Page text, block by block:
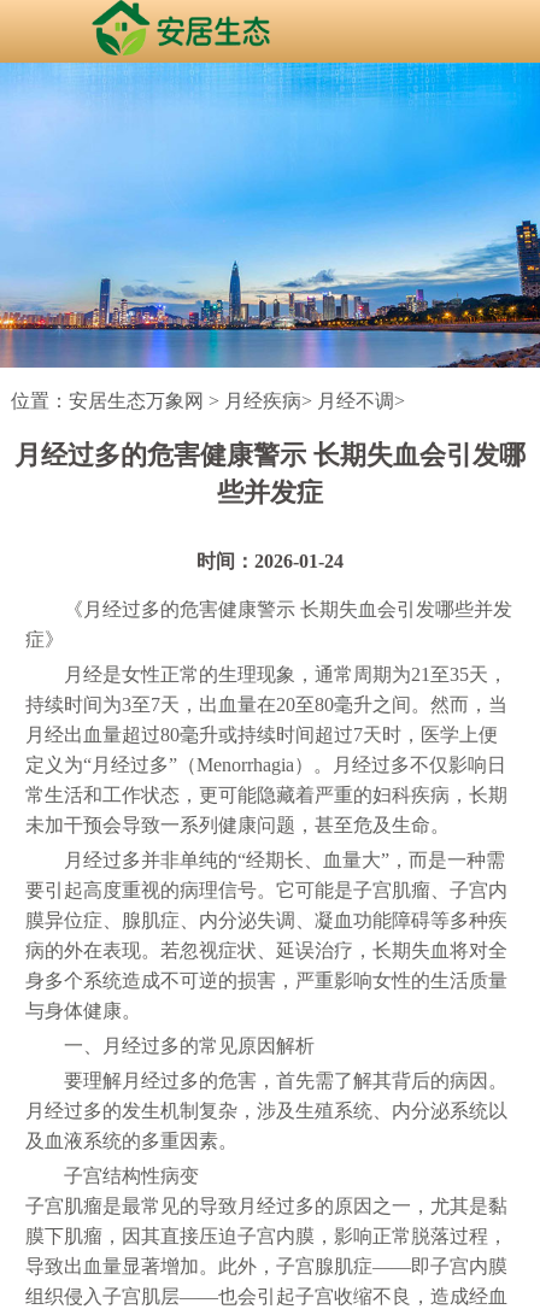
位置： 安居生态万象网 > 月经疾病> 月经不调>
月经过多的危害健康警示 长期失血会引发哪
些并发症
时间：2026-01-24
《月经过多的危害健康警示 长期失血会引发哪些并发
症》
月经是女性正常的生理现象，通常周期为21至35天，
持续时间为3至7天，出血量在20至80毫升之间。然而，当
月经出血量超过80毫升或持续时间超过7天时，医学上便
定义为“月经过多”（Menorrhagia）。月经过多不仅影响日
常生活和工作状态，更可能隐藏着严重的妇科疾病，长期
未加干预会导致一系列健康问题，甚至危及生命。
月经过多并非单纯的“经期长、血量大”，而是一种需
要引起高度重视的病理信号。它可能是子宫肌瘤、子宫内
膜异位症、腺肌症、内分泌失调、凝血功能障碍等多种疾
病的外在表现。若忽视症状、延误治疗，长期失血将对全
身多个系统造成不可逆的损害，严重影响女性的生活质量
与身体健康。
一、月经过多的常见原因解析
要理解月经过多的危害，首先需了解其背后的病因。
月经过多的发生机制复杂，涉及生殖系统、内分泌系统以
及血液系统的多重因素。
子宫结构性病变
子宫肌瘤是最常见的导致月经过多的原因之一，尤其是黏
膜下肌瘤，因其直接压迫子宫内膜，影响正常脱落过程，
导致出血量显著增加。此外，子宫腺肌症——即子宫内膜
组织侵入子宫肌层——也会引起子宫收缩不良，造成经血